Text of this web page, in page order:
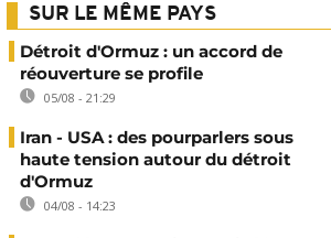
SUR LE MÊME PAYS
Détroit d'Ormuz : un accord de
réouverture se profile
05/08 - 21:29
Iran - USA : des pourparlers sous
haute tension autour du détroit
d'Ormuz
04/08 - 14:23